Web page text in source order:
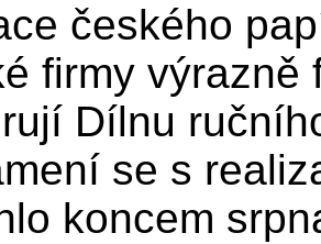
českého
firmy výrazně
Dílnu
se s
koncem